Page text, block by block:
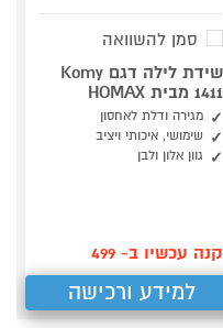
סמן להשוואה
שידת לילה דגם Komy
1411 מבית HOMAX
מגירה ודלת לאחסון
שימושי, איכותי ויציב
גוון אלון ולבן
קנה עכשיו ב- 499
למידע ורכישה